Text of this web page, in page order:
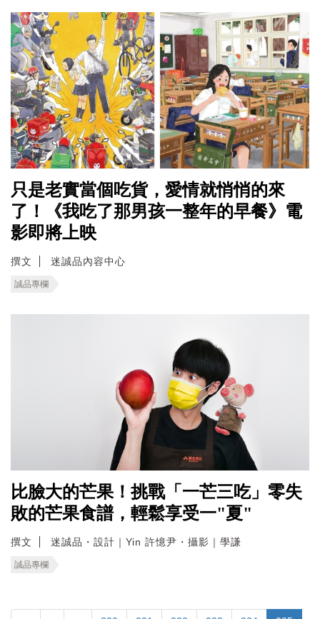
只是老實當個吃貨，愛情就悄悄的來
了！《我吃了那男孩一整年的早餐》電
影即將上映
撰文 迷誠品內容中心
誠品專欄
比臉大的芒果！挑戰「一芒三吃」零失
敗的芒果食譜，輕鬆享受一"夏"
撰文 迷誠品・設計｜Yin 許憶尹・攝影｜學謙
誠品專欄